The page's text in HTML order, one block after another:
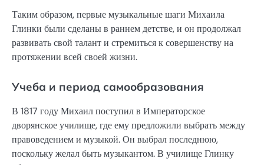
Таким образом, первые музыкальные шаги Михаила
Глинки были сделаны в раннем детстве, и он продолжал
развивать свой талант и стремиться к совершенству на
протяжении всей своей жизни.
Учеба и период самообразования
В 1817 году Михаил поступил в Императорское
дворянское училище, где ему предложили выбрать между
правоведением и музыкой. Он выбрал последнюю,
поскольку желал быть музыкантом. В училище Глинку